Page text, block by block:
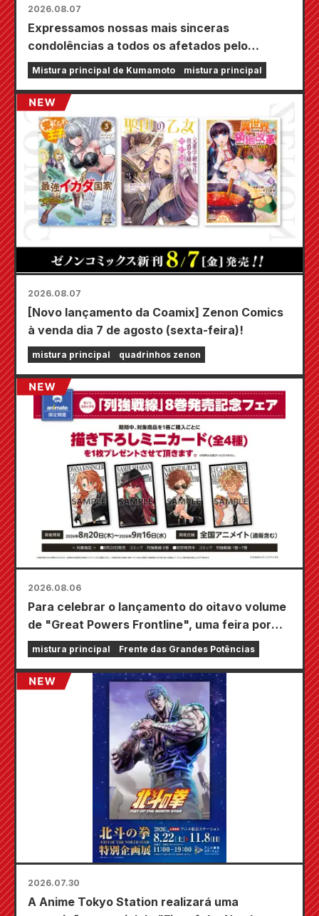
2026.08.07
Expressamos nossas mais sinceras
condolências a todos os afetados pelo
terremoto de Kumamoto de 2026.
Mistura principal de Kumamoto mistura principal
2026.08.07
[Novo lançamento da Coamix] Zenon Comics
à venda dia 7 de agosto (sexta-feira)!
mistura principal quadrinhos zenon
2026.08.06
Para celebrar o lançamento do oitavo volume
de "Great Powers Frontline", uma feira por
tempo limitado será realizada nas lojas
Animate em todo o país a partir de 20 de
agosto, onde você poderá adquirir um mini
cartão especialmente desenhado (4 tipos no
mistura principal Frente das Grandes Potências
2026.07.30
A Anime Tokyo Station realizará uma